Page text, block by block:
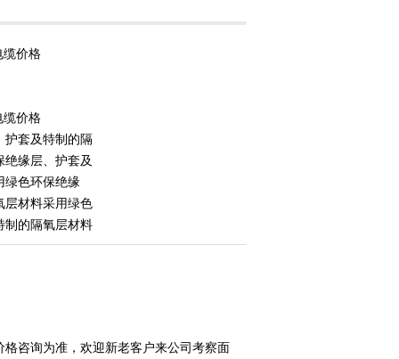
缆价格
缆价格
护套及特制的隔
绝缘层、护套及
绿色环保绝缘
层材料采用绿色
制的隔氧层材料
格咨询为准，欢迎新老客户来公司考察面